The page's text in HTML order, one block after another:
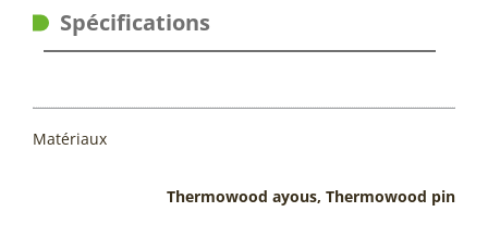
Spécifications
Matériaux
Thermowood ayous, Thermowood pin